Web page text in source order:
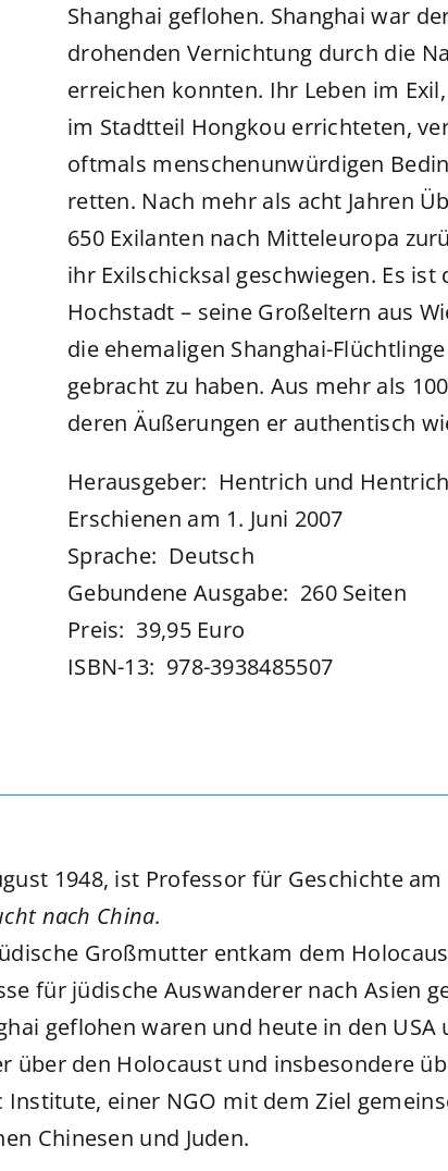
Shanghai geflohen. Shanghai war
drohenden Vernichtung durch die
erreichen konnten. Ihr Leben im
im Stadtteil Hongkou errichteten,
oftmals menschenunwürdigen
retten. Nach mehr als acht Jahren
650 Exilanten nach Mitteleuropa
ihr Exilschicksal geschwiegen. Es
Hochstadt – seine Großeltern aus
die ehemaligen Shanghai-
gebracht zu haben. Aus mehr als
deren Äußerungen er authentisch
Herausgeber: ‎ Hentrich und
Erschienen am 1. Juni 2007
Sprache: ‎ Deutsch
Gebundene Ausgabe: ‎ 260 Seiten
Preis: ‎ 39,95 Euro
ISBN-13: ‎ 978-3938485507
1948, ist Professor für Geschichte
nach China.
Großmutter entkam dem
für jüdische Auswanderer nach Asien
geflohen waren und heute in den
über den Holocaust und insbesondere
Institute, einer NGO mit dem Ziel
Chinesen und Juden.